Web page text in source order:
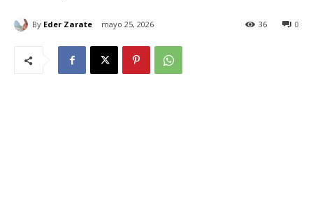
By Eder Zarate mayo 25, 2026 0
36